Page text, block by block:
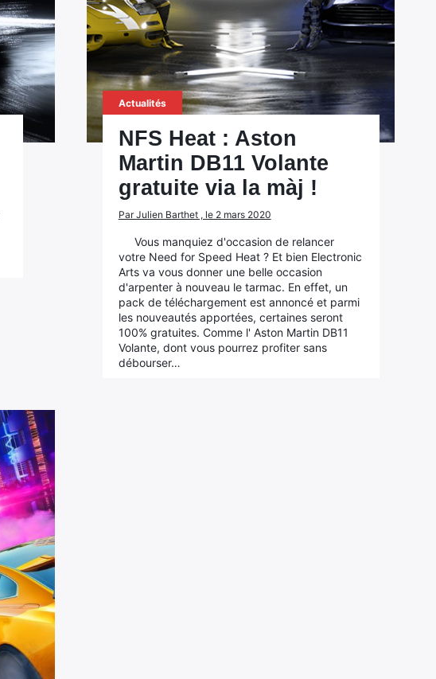
Actualités
NFS Heat : Aston
Martin DB11 Volante
gratuite via la màj !
Par Julien Barthet , le 2 mars 2020
Vous manquiez d'occasion de relancer
votre Need for Speed Heat ? Et bien Electronic
Arts va vous donner une belle occasion
d'arpenter à nouveau le tarmac. En effet, un
pack de téléchargement est annoncé et parmi
les nouveautés apportées, certaines seront
100% gratuites. Comme l' Aston Martin DB11
Volante, dont vous pourrez profiter sans
débourser…